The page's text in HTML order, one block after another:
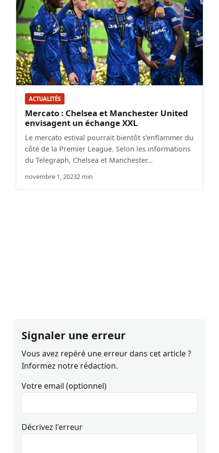
ACTUALITÉS
Mercato : Chelsea et Manchester United
envisagent un échange XXL
Le mercato estival pourrait bientôt s’enflammer du
côté de la Premier League. Selon les informations
du Telegraph, Chelsea et Manchester…
novembre 1, 20232 min
Signaler une erreur
Vous avez repéré une erreur dans cet article ?
Informez notre rédaction.
Votre email (optionnel)
Décrivez l'erreur